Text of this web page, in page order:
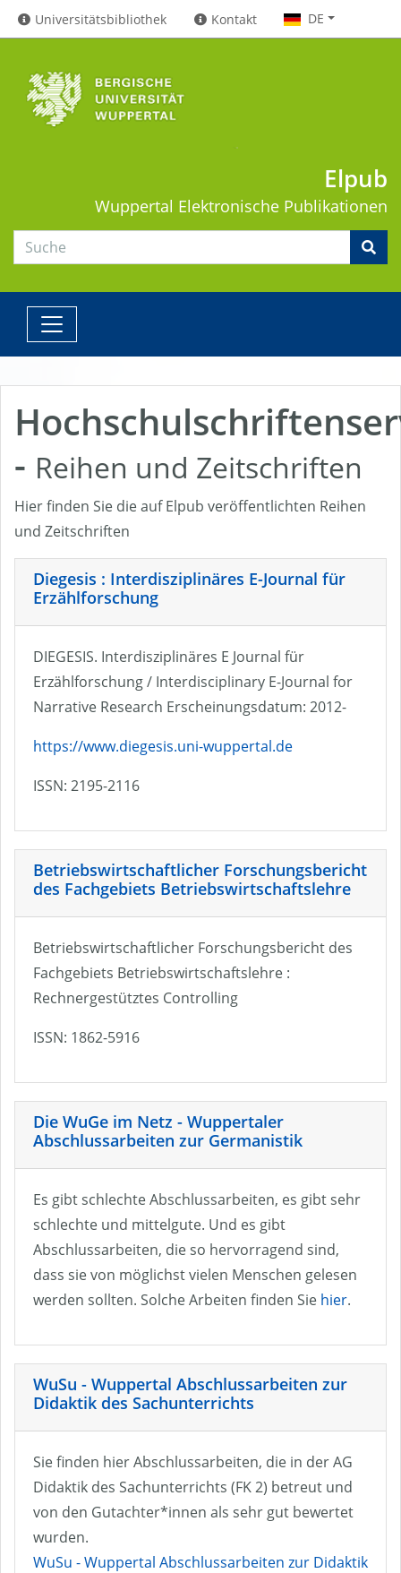
Universitätsbibliothek Kontakt DE
Elpub
Wuppertal Elektronische Publikationen
- Reihen und Zeitschriften
Hier finden Sie die auf Elpub veröffentlichten Reihen
und Zeitschriften
Diegesis : Interdisziplinäres E-Journal für
Erzählforschung
DIEGESIS. Interdisziplinäres E Journal für
Erzählforschung / Interdisciplinary E-Journal for
Narrative Research Erscheinungsdatum: 2012-
https://www.diegesis.uni-wuppertal.de
ISSN: 2195-2116
Betriebswirtschaftlicher Forschungsbericht
des Fachgebiets Betriebswirtschaftslehre
Betriebswirtschaftlicher Forschungsbericht des
Fachgebiets Betriebswirtschaftslehre :
Rechnergestütztes Controlling
ISSN: 1862-5916
Die WuGe im Netz - Wuppertaler
Abschlussarbeiten zur Germanistik
Es gibt schlechte Abschlussarbeiten, es gibt sehr
schlechte und mittelgute. Und es gibt
Abschlussarbeiten, die so hervorragend sind,
dass sie von möglichst vielen Menschen gelesen
werden sollten. Solche Arbeiten finden Sie hier.
WuSu - Wuppertal Abschlussarbeiten zur
Didaktik des Sachunterrichts
Sie finden hier Abschlussarbeiten, die in der AG
Didaktik des Sachunterrichts (FK 2) betreut und
von den Gutachter*innen als sehr gut bewertet
wurden.
WuSu - Wuppertal Abschlussarbeiten zur Didaktik